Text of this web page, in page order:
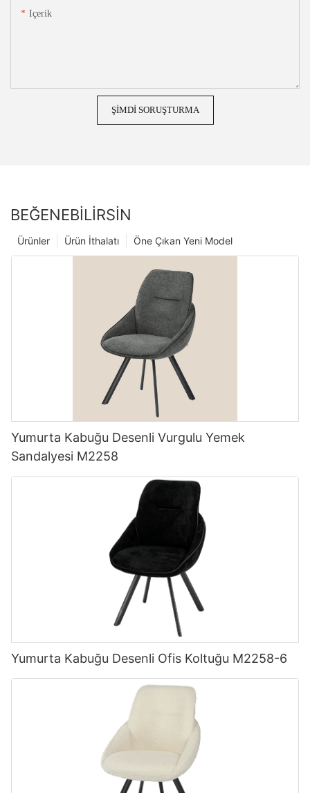
Içerik
ŞIMDI SORUŞTURMA
BEĞENEBILIRSIN
Öne Çıkan Yeni Model
Ürün İthalatı
Ürünler
Yumurta Kabuğu Desenli Vurgulu Yemek
Sandalyesi M2258
Yumurta Kabuğu Desenli Ofis Koltuğu M2258-6